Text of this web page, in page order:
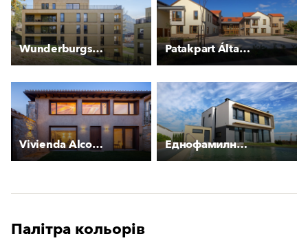
Wunderburgstraße Patakpart Általalános Iskola
Vivienda Alcoba Еднофамилна къща в Бистрица
Палітра кольорів